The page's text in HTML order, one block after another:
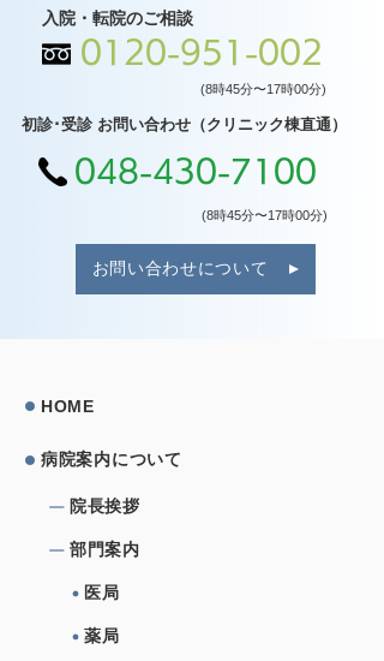
入院・転院のご相談
0120-951-002
(8時45分〜17時00分)
初診･受診 お問い合わせ（クリニック棟直通）
048-430-7100
(8時45分〜17時00分)
お問い合わせについて
HOME
病院案内について
院⻑挨拶
部⾨案内
医局
薬局